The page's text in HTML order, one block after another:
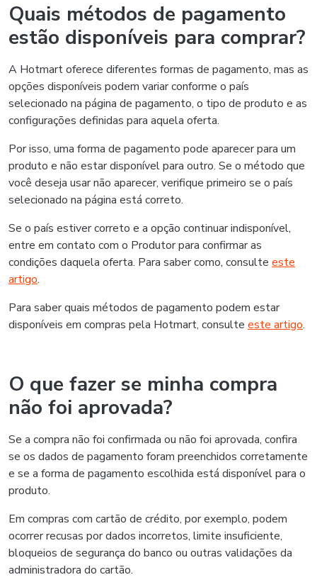
Quais métodos de pagamento
estão disponíveis para comprar?
A Hotmart oferece diferentes formas de pagamento, mas as
opções disponíveis podem variar conforme o país
selecionado na página de pagamento, o tipo de produto e as
configurações definidas para aquela oferta.
Por isso, uma forma de pagamento pode aparecer para um
produto e não estar disponível para outro. Se o método que
você deseja usar não aparecer, verifique primeiro se o país
selecionado na página está correto.
Se o país estiver correto e a opção continuar indisponível,
entre em contato com o Produtor para confirmar as
condições daquela oferta. Para saber como, consulte este
artigo.
Para saber quais métodos de pagamento podem estar
disponíveis em compras pela Hotmart, consulte este artigo.
O que fazer se minha compra
não foi aprovada?
Se a compra não foi confirmada ou não foi aprovada, confira
se os dados de pagamento foram preenchidos corretamente
e se a forma de pagamento escolhida está disponível para o
produto.
Em compras com cartão de crédito, por exemplo, podem
ocorrer recusas por dados incorretos, limite insuficiente,
bloqueios de segurança do banco ou outras validações da
administradora do cartão.